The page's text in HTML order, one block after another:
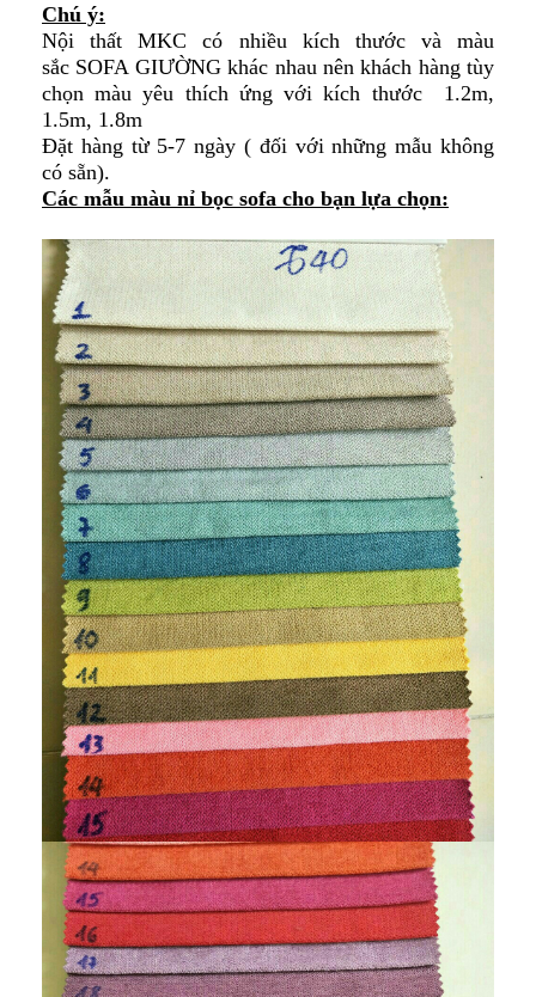
Chú ý:
Nội thất MKC có nhiều kích thước và màu
sắc SOFA GIƯỜNG khác nhau nên khách hàng tùy
chọn màu yêu thích ứng với kích thước 1.2m,
1.5m, 1.8m
Đặt hàng từ 5-7 ngày ( đối với những mẫu không
có sẵn).
Các mẫu màu nỉ bọc sofa cho bạn lựa chọn​: